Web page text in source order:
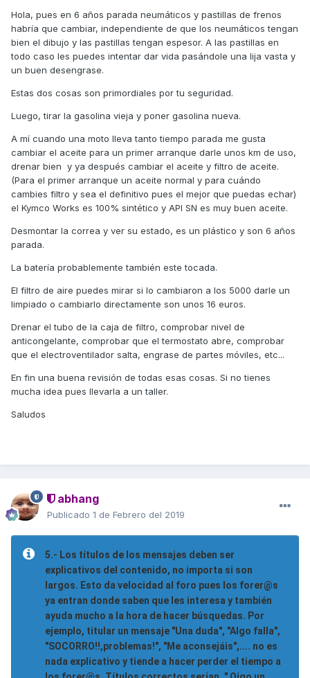
Hola, pues en 6 años parada neumáticos y pastillas de frenos
habría que cambiar, independiente de que los neumáticos tengan
bien el dibujo y las pastillas tengan espesor. A las pastillas en
todo caso les puedes intentar dar vida pasándole una lija vasta y
un buen desengrase.
Estas dos cosas son primordiales por tu seguridad.
Luego, tirar la gasolina vieja y poner gasolina nueva.
A mí cuando una moto lleva tanto tiempo parada me gusta
cambiar el aceite para un primer arranque darle unos km de uso,
drenar bien y ya después cambiar el aceite y filtro de aceite.
(Para el primer arranque un aceite normal y para cuándo
cambies filtro y sea el definitivo pues el mejor que puedas echar)
el Kymco Works es 100% sintético y API SN es muy buen aceite.
Desmontar la correa y ver su estado, es un plástico y son 6 años
parada.
La batería probablemente también este tocada.
El filtro de aire puedes mirar si lo cambiaron a los 5000 darle un
limpiado o cambiarlo directamente son unos 16 euros.
Drenar el tubo de la caja de filtro, comprobar nivel de
anticongelante, comprobar que el termostato abre, comprobar
que el electroventilador salta, engrase de partes móviles, etc...
En fin una buena revisión de todas esas cosas. Si no tienes
mucha idea pues llevarla a un taller.
Saludos
abhang
Publicado 1 de Febrero del 2019
5.- Los títulos de los mensajes deben ser
explicativos del contenido, no importa si son
largos. Esto da velocidad al foro pues los forer@s
ya entran donde saben que les interesa y también
ayuda mucho a la hora de hacer búsquedas. Por
ejemplo, titular un mensaje "Una duda", "Algo falla",
"SOCORRO!!,problemas!", "Me aconsejáis",.... no es
nada explicativo y tiende a hacer perder el tiempo a